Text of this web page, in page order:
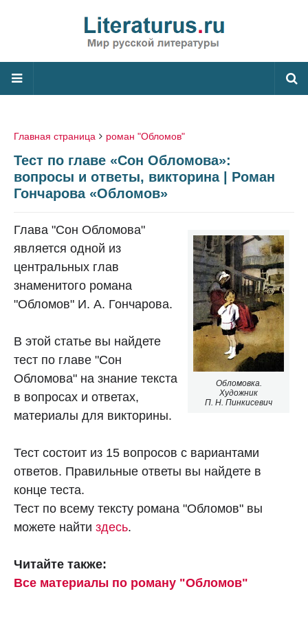
Главная страница роман "Обломов"
Тест по главе «Сон Обломова»:
вопросы и ответы, викторина | Роман
Гончарова «Обломов»
Обломовка.
Художник
П. Н. Пинкисевич
Глава "Сон Обломова"
является одной из
центральных глав
знаменитого романа
"Обломов" И. А. Гончарова.
В этой статье вы найдете
тест по главе "Сон
Обломова" на знание текста
в вопросах и ответах,
материалы для викторины.
Тест состоит из 15 вопросов с вариантами
ответов. Правильные ответы вы найдете в
конце теста.
Тест по всему тексту романа "Обломов" вы
можете найти здесь.
Читайте также:
Все материалы по роману "Обломов"